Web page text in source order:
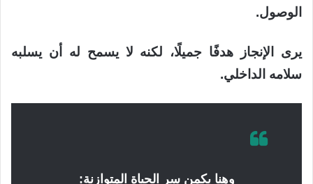
الوصول.
يرى الإنجاز هدفًا جميلًا، لكنه لا يسمح له أن يسلبه
سلامه الداخلي.
وهنا يكمن سر الحياة المتوازنة: